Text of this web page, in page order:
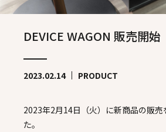
DEVICE WAGON 販売開始
2023.02.14 PRODUCT
2023年2月14日（火）に新商品の販売
た。